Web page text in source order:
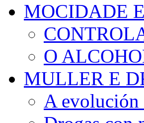
MOCIDADE
O
MULLER E
A evolución